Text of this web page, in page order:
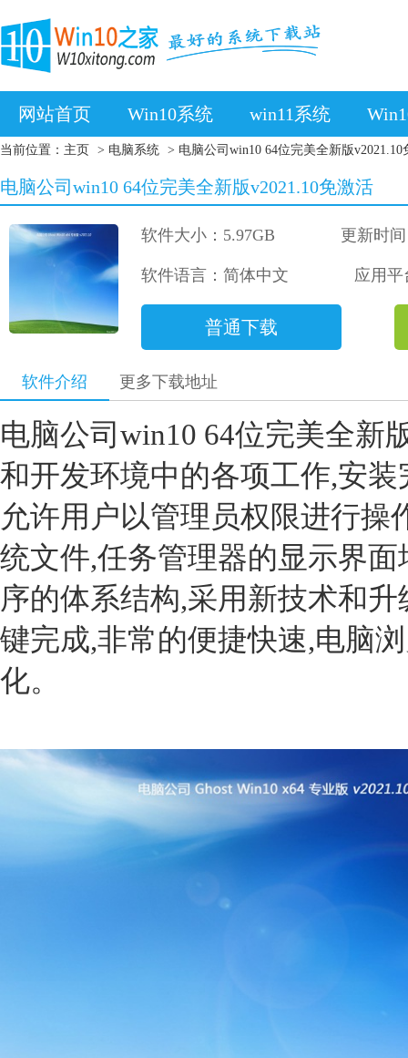
网站首页 Win10系统 win11系统
当前位置： 主页 > 电脑系统 > 电脑公司win10 64位完美全新版v2021.10
电脑公司win10 64位完美全新版v2021.10免激活
软件大小：5.97GB 更新时
软件语言：简体中文 应用平
普通下载
软件介绍 更多下载地址
电脑公司win10 64位完美全新
和开发环境中的各项工作,安
允许用户以管理员权限进行操
统文件,任务管理器的显示界
序的体系结构,采用新技术和
键完成,非常的便捷快速,电脑
化。